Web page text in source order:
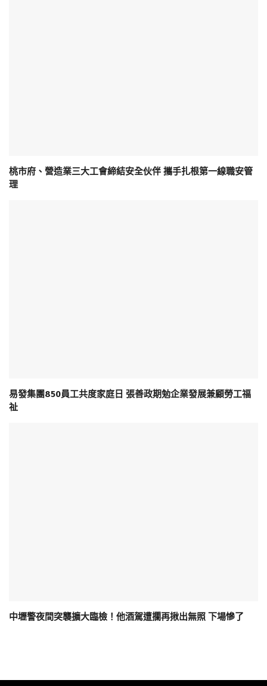
桃市府、營造業三大工會締結安全伙伴 攜手扎根第一線職安管
理
易發集團850員工共度家庭日 張善政期勉企業發展兼顧勞工福
祉
中壢警夜間突襲擴大臨檢！他酒駕遭攔再揪出無照 下場慘了